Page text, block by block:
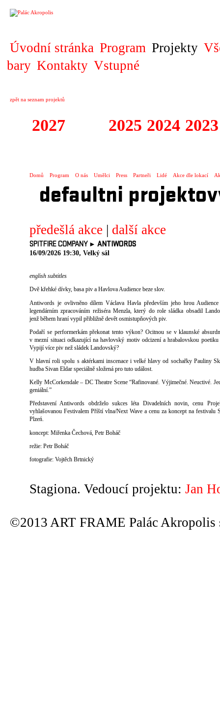
Úvodní stránka Program Projekty
bary Kontakty Vstupné
zpět na seznam projektů
2027 2025 2024 2023
Domů Program O nás Umělci Press Partneři Lidé Akce dle lokací
defaultni
předešlá akce | další akce
SPITFIRE COMPANY ► ANTIWORDS
16/09/2026 19:30, Velký sál
english subtitles
Dvě křehké dívky, basa piv a Havlova Audience beze slov.
Antiwords je ovlivněno dílem Václava Havla především jeho hrou
legendárním zpracováním režiséra Menzla, který do role sládka obsadil
jenž během hraní vypil přibližně devět osmistupňových piv.
Podaří se performerkám překonat tento výkon? Ocitnou se v klaunské
v mezní situaci odkazující na havlovský motiv odcizení a hrabalovskou poetiku
Vypijí více piv než sládek Landovský?
V hlavní roli spolu s aktérkami inscenace i velké hlavy od sochařky Pauliny
hudba Sivan Eldar speciálně složená pro tuto událost.
Kelly McCorkendale – DC Theatre Scene “Rafinované. Výjimečné. Neuctivé.
geniální.”
Představení Antiwords obdrželo sukces léta Divadelních novin, cenu
vyhlašovanou Festivalem Příští vlna/Next Wave a cenu za koncept na festivalu
Plzeń.
koncept: Miřenka Čechová, Petr Boháč
režie: Petr Boháč
fotografie: Vojtěch Brtnický
Stagiona. Vedoucí projektu: Jan
©2013 ART FRAME Palác Akropolis